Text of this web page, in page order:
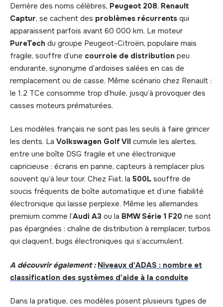
Derrière des noms célèbres, Peugeot 208, Renault
Captur, se cachent des problèmes récurrents qui
apparaissent parfois avant 60 000 km. Le moteur
PureTech du groupe Peugeot-Citroën, populaire mais
fragile, souffre d’une courroie de distribution peu
endurante, synonyme d’ardoises salées en cas de
remplacement ou de casse. Même scénario chez Renault :
le 1.2 TCe consomme trop d’huile, jusqu’à provoquer des
casses moteurs prématurées.
Les modèles français ne sont pas les seuls à faire grincer
les dents. La Volkswagen Golf VII cumule les alertes,
entre une boîte DSG fragile et une électronique
capricieuse : écrans en panne, capteurs à remplacer plus
souvent qu’à leur tour. Chez Fiat, la 500L souffre de
soucis fréquents de boîte automatique et d’une fiabilité
électronique qui laisse perplexe. Même les allemandes
premium comme l’Audi A3 ou la BMW Série 1 F20 ne sont
pas épargnées : chaîne de distribution à remplacer, turbos
qui claquent, bugs électroniques qui s’accumulent.
A découvrir également : Niveaux d'ADAS : nombre et
classification des systèmes d'aide à la conduite
Dans la pratique, ces modèles posent plusieurs types de